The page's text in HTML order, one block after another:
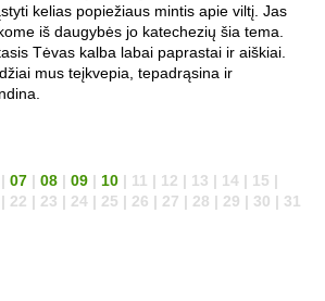
kelias popiežiaus mintis apie viltį. Jas
iš daugybės jo katechezių šia tema.
Tėvas kalba labai paprastai ir aiškiai.
mus teįkvepia, tepadrąsina ir
| 07 | 08 | 09 | 10 | 11 | 12 | 13 | 14 | 15 |
22 | 23 | 24 | 25 | 26 | 27 | 28 | 29 | 30 | 31